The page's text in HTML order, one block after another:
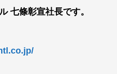
七條彰宣社長です。